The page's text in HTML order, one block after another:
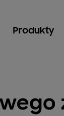
Produkty